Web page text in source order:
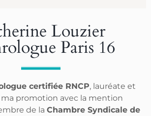
Louzier
Paris 16
certifiée RNCP, lauréate et
promotion avec la mention
de la Chambre Syndicale de